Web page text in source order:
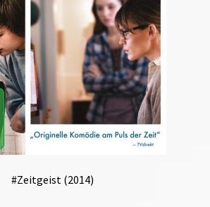
#Zeitgeist (2014)